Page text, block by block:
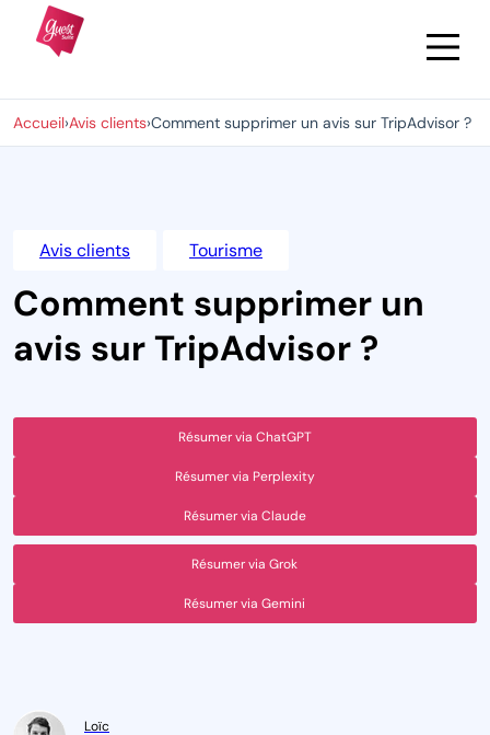
Accueil›Avis clients›Comment supprimer un avis sur TripAdvisor ?
Avis clients Tourisme
Comment supprimer un
avis sur TripAdvisor ?
Résumer via ChatGPT
Résumer via Perplexity
Résumer via Claude
Résumer via Grok
Résumer via Gemini
Loïc